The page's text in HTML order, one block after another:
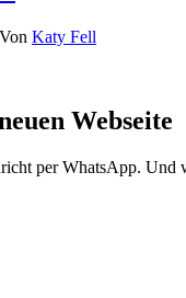
Katy Fell
Webseite
per WhatsApp.